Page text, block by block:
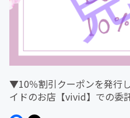
▼10％割引クーポンを発行
イドのお店【vivid】での委